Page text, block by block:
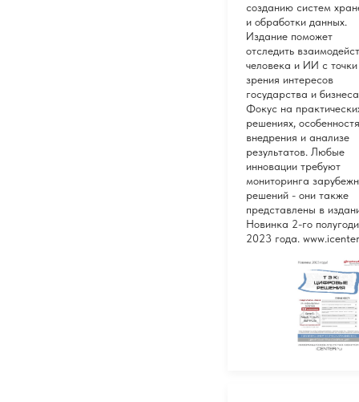
созданию систем
и обработки данных.
Издание поможет
отследить
человека и ИИ с точки
зрения интересов
государства и
Фокус на
решениях,
внедрения и анализе
результатов. Любые
инновации требуют
мониторинга
решений - они также
представлены в
Новинка 2-го
2023 года.